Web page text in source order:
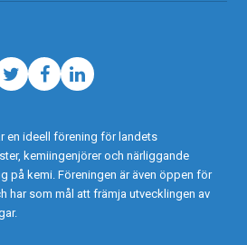
TwitterFacebook
LinkedIn
en ideell förening för landets
kemiingenjörer och närliggande
på kemi. Föreningen är även öppen för
har som mål att främja utvecklingen av